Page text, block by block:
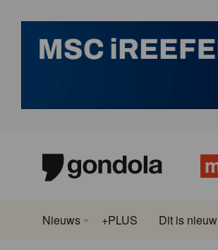
Nieuws +PLUS Dit is